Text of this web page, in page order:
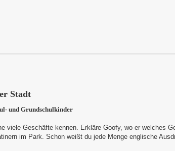
Stadt
und Grundschulkinder
viele Geschäfte kennen. Erkläre Goofy, wo er welches
im Park. Schon weißt du jede Menge englische